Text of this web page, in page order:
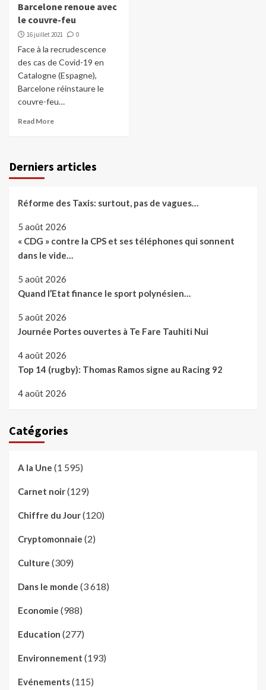
Barcelone renoue avec
le couvre-feu
16 juillet 2021 0
Face à la recrudescence
des cas de Covid-19 en
Catalogne (Espagne),
Barcelone réinstaure le
couvre-feu…
Read More
Derniers articles
Réforme des Taxis: surtout, pas de vagues…
5 août 2026
« CDG » contre la CPS et ses téléphones qui sonnent
dans le vide…
5 août 2026
Quand l’Etat finance le sport polynésien…
5 août 2026
Journée Portes ouvertes à Te Fare Tauhiti Nui
4 août 2026
Top 14 (rugby): Thomas Ramos signe au Racing 92
4 août 2026
Catégories
A la Une (1 595)
Carnet noir(129)
Chiffre du Jour(120)
Cryptomonnaie (2)
Culture (309)
Dans le monde (3 618)
Economie (988)
Education (277)
Environnement (193)
Evénements(115)